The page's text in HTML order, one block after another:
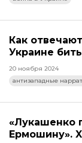
Как
Украине
20 ноября 2024
антизападные
«Лукашенко
Ермошину».